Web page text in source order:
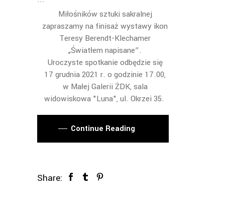
Miłośników sztuki sakralnej
zapraszamy na finisaż wystawy ikon
Teresy Berendt-Klechamer
„Światłem napisane”.
Uroczyste spotkanie odbędzie się
17 grudnia 2021 r. o godzinie 17.00,
w Małej Galerii ŻDK, sala
widowiskowa "Luna", ul. Okrzei 35.
Continue Reading
Share: